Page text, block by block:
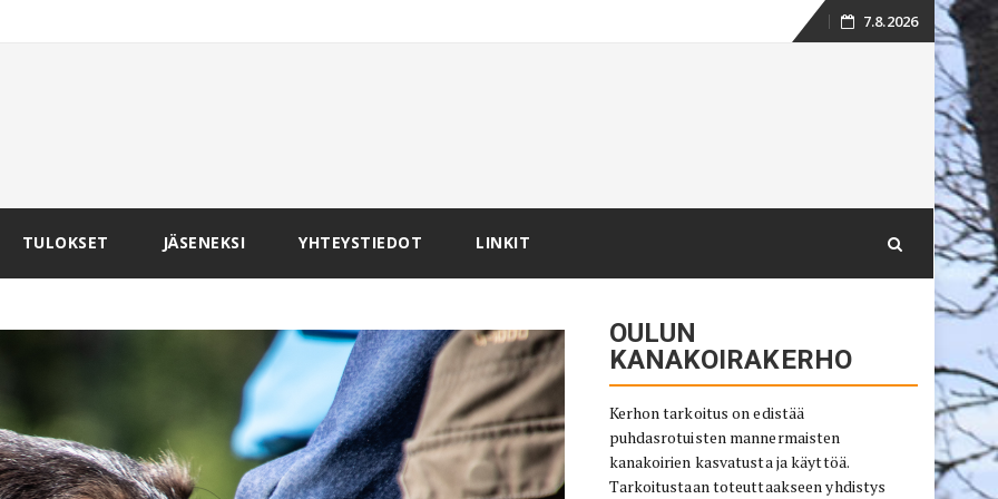
Skip
7.8.2026
TULOKSET JÄSENEKSI YHTEYSTIEDOT LINKIT
OULUN
KANAKOIRAKERHO
Kerhon tarkoitus on edistää
puhdasrotuisten mannermaisten
kanakoirien kasvatusta ja käyttöä.
Tarkoitustaan toteuttaakseen yhdistys